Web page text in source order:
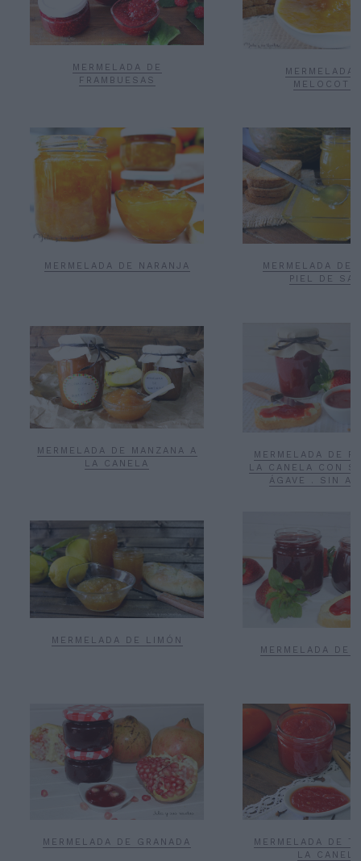
MERMELADA DE
FRAMBUESAS
MERMELADA
MERMELADA DE NARANJA
MERMELADA DE
PIEL DE
MERMELADA DE MANZANA A
LA CANELA
MERMELADA DE
LA CANELA CON
ÁGAVE . SIN
MERMELADA DE LIMÓN
MERMELADA DE
MERMELADA DE GRANADA
MERMELADA DE
LA